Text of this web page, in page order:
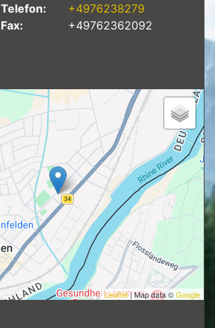
Telefon:
+4976238279
Fax:
+49762362092
Leaflet| Map data ©Google